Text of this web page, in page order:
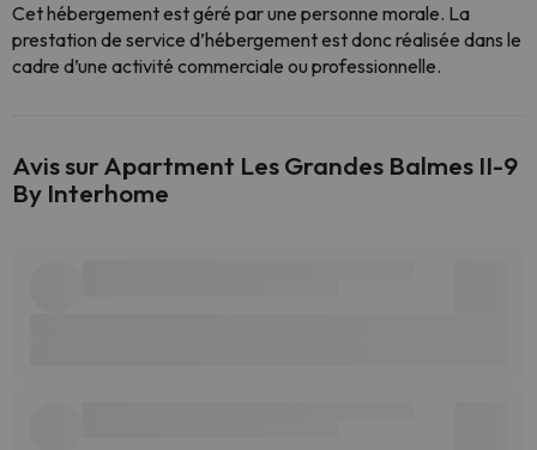
Cet hébergement est géré par une personne morale. La
prestation de service d’hébergement est donc réalisée dans le
cadre d’une activité commerciale ou professionnelle.
Avis sur Apartment Les Grandes Balmes II-9
By Interhome